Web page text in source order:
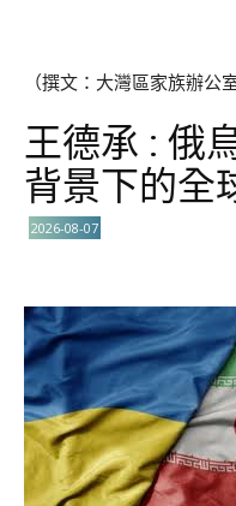
（撰文：大灣區家族辦公
王德承 : 俄
背景下的全
2026-08-07